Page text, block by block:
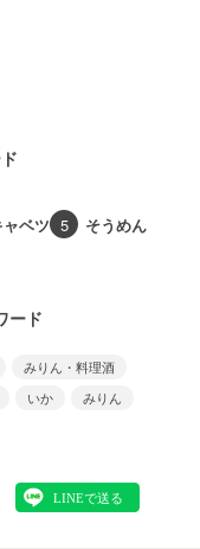
ャベツ 5 そうめん
ード
みりん・料理酒
いか
みりん